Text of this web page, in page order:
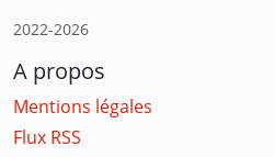
2022-2026
A propos
Mentions légales
Flux RSS